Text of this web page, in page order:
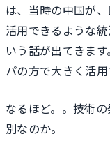
は、当時の中国が
活用できるような
いう話が出てきま
パの方で大きく活用
なるほど。。技術
別なのか。